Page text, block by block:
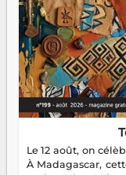
Le 12 août, on
À Madagascar,